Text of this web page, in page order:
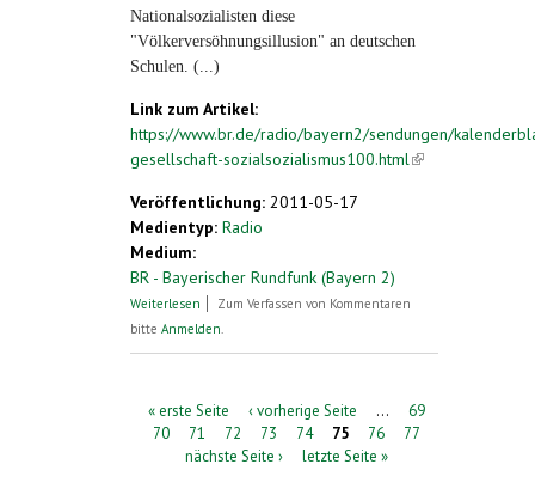
Nationalsozialisten diese
"Völkerversöhnungsillusion" an deutschen
Schulen. (...)
Link zum Artikel:
https://www.br.de/radio/bayern2/sendungen/
gesellschaft-sozialsozialismus100.html(link is
Veröffentlichung: 2011-05-17
Medientyp: Radio
Medium:
BR - Bayerischer Rundfunk (Bayern 2)
Weiterlesen über Esperanto an deutschen Schulen
Zum Verfassen von Kommentaren
bitte Anmelden.
Seiten« erste Seite ‹ vorherige Seite …
69
70
71 72 73 74 75 76
77
nächste Seite ›
letzte Seite »